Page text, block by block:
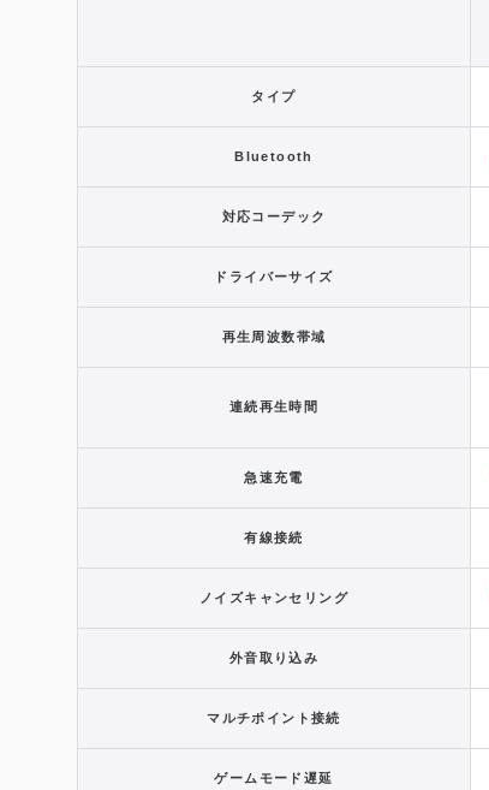
タイプ
Bluetooth
対応コーデック
ドライバーサイズ
再生周波数帯域
連続再生時間
急速充電
有線接続
ノイズキャンセリング
外音取り込み
マルチポイント接続
ゲームモード遅延